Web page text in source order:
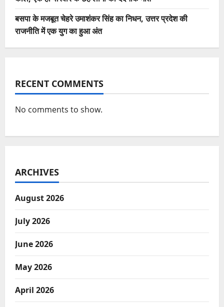
बसपा के मजबूत चेहरे उमाशंकर सिंह का निधन, उत्तर प्रदेश की
राजनीति में एक युग का हुआ अंत
RECENT COMMENTS
No comments to show.
ARCHIVES
August 2026
July 2026
June 2026
May 2026
April 2026